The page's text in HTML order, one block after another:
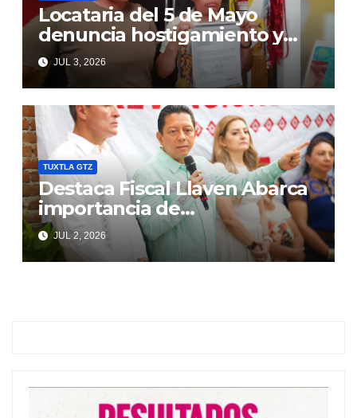
Locataria del 5 de Mayo
denuncia hostigamiento y
amenaza de desalojo
JUL 3, 2026
TUXTLA GTZ
Destaca Fiscal Llaven Abarca
importancia de
corresponsabilidad de
instituciones y ciudadanía
JUL 2, 2026